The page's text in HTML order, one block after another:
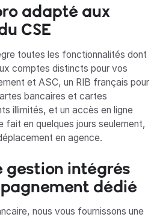
adapté aux
CSE
toutes les fonctionnalités dont
comptes distincts pour vos
et ASC, un RIB français pour
bancaires et cartes
illimités, et un accès en ligne
fait en quelques jours seulement,
en agence.
gestion intégrés
dédié
nous vous fournissons une